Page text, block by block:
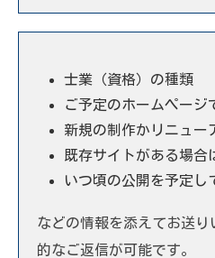
士業（資格）の種類
ご予定のホームページ
新規の制作かリニュー
既存サイトがある場合
いつ頃の公開を予定し
などの情報を添えてお送
的なご返信が可能です。